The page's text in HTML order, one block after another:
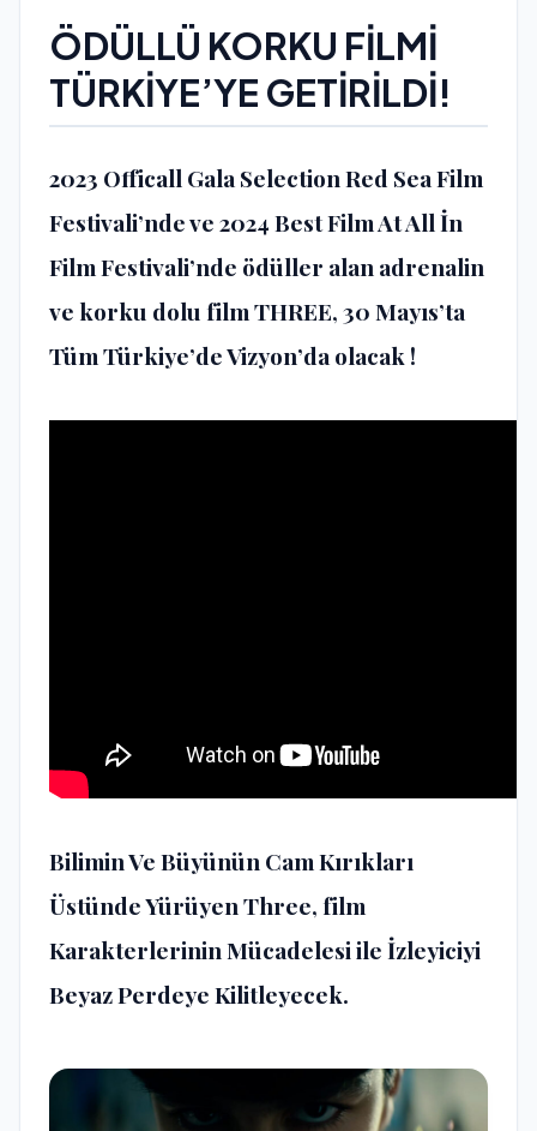
ÖDÜLLÜ KORKU FİLMİ
TÜRKİYE’YE GETİRİLDİ!
2023 Officall Gala Selection Red Sea Film
Festivali’nde ve 2024 Best Film At All İn
Film Festivali’nde ödüller alan adrenalin
ve korku dolu film THREE, 30 Mayıs’ta
Tüm Türkiye’de Vizyon’da olacak !
Bilimin Ve Büyünün Cam Kırıkları
Üstünde Yürüyen Three, film
Karakterlerinin Mücadelesi ile İzleyiciyi
Beyaz Perdeye Kilitleyecek.